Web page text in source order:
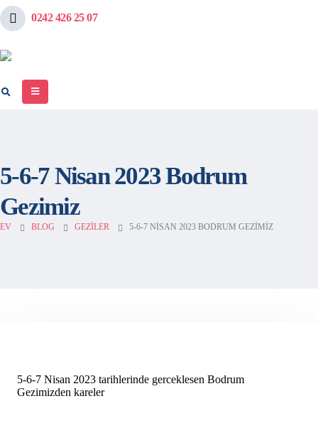
0242 426 25 07
5-6-7 Nisan 2023 Bodrum
Gezimiz
EV BLOG GEZILER 5-6-7 NISAN 2023 BODRUM GEZIMIZ
5-6-7 Nisan 2023 tarihlerinde gerceklesen Bodrum
Gezimizden kareler